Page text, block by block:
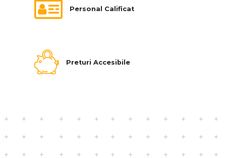
Personal Calificat
Preturi Accesibile